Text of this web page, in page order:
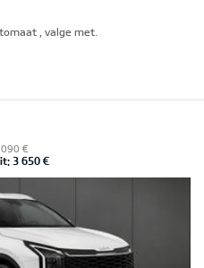
, valge met.
€
3 650 €